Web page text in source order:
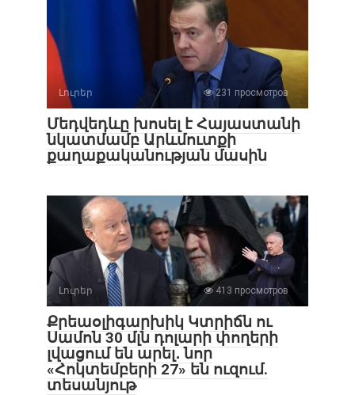
Լուրեր 231 просмотров
Մեդվեդևը խոսել է Հայաստանի
նկատմամբ Արևմուտքի
քաղաքականության մասին
Լուրեր 413 просмотров
Քրեաօլիգարխիկ Կտրիճն ու
Սամոն 30 մլն դոլարի փողերի
լվացում են արել․ նոր
«Հոկտեմբերի 27» են ուզում.
տեսանյութ